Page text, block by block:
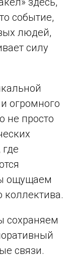
событие,
людей,
силу
огромного
не просто
ощущаем
коллектива.
сохраняем
связи.